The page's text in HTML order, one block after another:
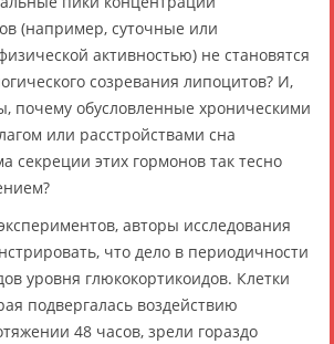
(например, суточные или
активностью) не становятся
созревания липоцитов? И,
почему обусловленные хроническими
или расстройствами сна
секреции этих гормонов так тесно
авторы исследования
что дело в периодичности
уровня глюкокортикоидов. Клетки
подвергалась воздействию
48 часов, зрели гораздо